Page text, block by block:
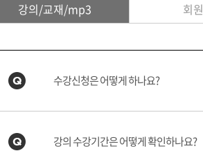
강의/교재/mp3 회
수강신청은 어떻게 하나요?
강의 수강기간은 어떻게 확인하나요?